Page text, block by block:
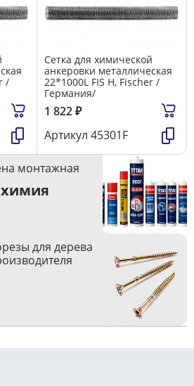
/
Сетка для химической
анкеровки металлическая
22*1000L FIS H, Fischer /
Германия/
1 822₽
Артикул 45301F
монтажная
химия
для дерева